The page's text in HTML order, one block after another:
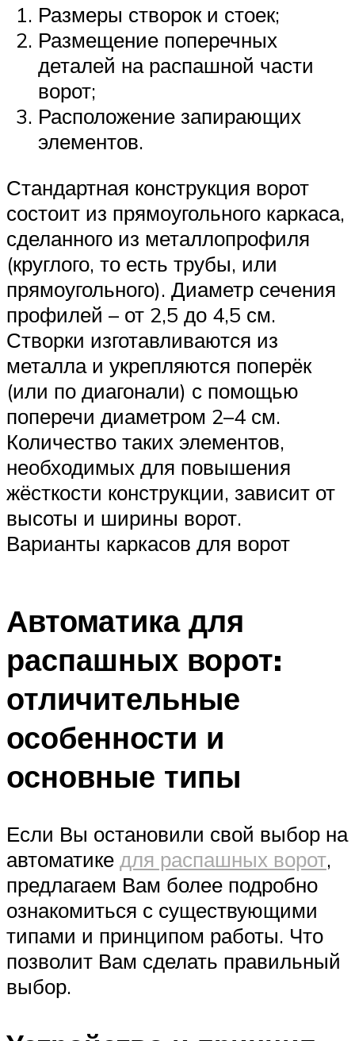
Размеры створок и стоек;
Размещение поперечных
деталей на распашной части
ворот;
Расположение запирающих
элементов.
Стандартная конструкция ворот
состоит из прямоугольного каркаса,
сделанного из металлопрофиля
(круглого, то есть трубы, или
прямоугольного). Диаметр сечения
профилей – от 2,5 до 4,5 см.
Створки изготавливаются из
металла и укрепляются поперёк
(или по диагонали) с помощью
поперечи диаметром 2–4 см.
Количество таких элементов,
необходимых для повышения
жёсткости конструкции, зависит от
высоты и ширины ворот.
Варианты каркасов для ворот
Автоматика для
распашных ворот:
отличительные
особенности и
основные типы
Если Вы остановили свой выбор на
автоматике для распашных ворот,
предлагаем Вам более подробно
ознакомиться с существующими
типами и принципом работы. Что
позволит Вам сделать правильный
выбор.